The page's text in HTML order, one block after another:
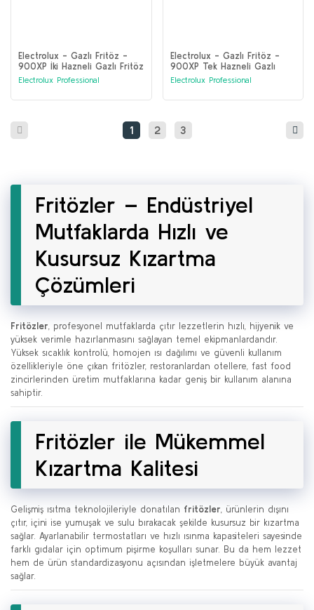
Electrolux - Gazlı Fritöz -
900XP İki Hazneli Gazlı Fritöz
15 litre (391078)
Electrolux Professional
Electrolux - Gazlı Fritöz -
900XP Tek Hazneli Gazlı
Fritöz 15 litre (391077)
Electrolux Professional
1 2 3
Fritözler – Endüstriyel
Mutfaklarda Hızlı ve
Kusursuz Kızartma
Çözümleri
Fritözler , profesyonel mutfaklarda çıtır lezzetlerin hızlı, hijyenik ve
yüksek verimle hazırlanmasını sağlayan temel ekipmanlardandır.
Yüksek sıcaklık kontrolü, homojen ısı dağılımı ve güvenli kullanım
özellikleriyle öne çıkan fritözler, restoranlardan otellere, fast food
zincirlerinden üretim mutfaklarına kadar geniş bir kullanım alanına
sahiptir.
Fritözler ile Mükemmel
Kızartma Kalitesi
Gelişmiş ısıtma teknolojileriyle donatılan fritözler , ürünlerin dışını
çıtır, içini ise yumuşak ve sulu bırakacak şekilde kusursuz bir kızartma
sağlar. Ayarlanabilir termostatları ve hızlı ısınma kapasiteleri sayesinde
farklı gıdalar için optimum pişirme koşulları sunar. Bu da hem lezzet
hem de ürün standardizasyonu açısından işletmelere büyük avantaj
sağlar.